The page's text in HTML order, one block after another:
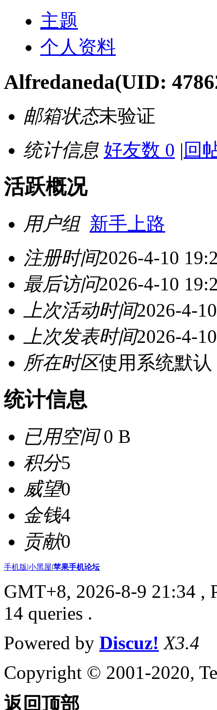
主题
个人资料
Alfredaneda(UID:
邮箱状态未验证
统计信息 好友数 0 | 回
活跃概况
用户组 新手上路
注册时间2026-4-10
最后访问2026-4-10
上次活动时间2026-4-
上次发表时间2026-4-
所在时区使用系统默认
统计信息
已用空间0 B
积分5
威望0
金钱4
贡献0
手机版|小黑屋|苹果手机论坛
GMT+8, 2026-8-9 21:34 ,
14 queries .
Powered by Discuz! X3.4
Copyright © 2001-2020,
返回顶部